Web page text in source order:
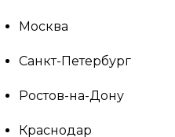
Москва
Санкт-Петербург
Ростов-на-Дону
Краснодар